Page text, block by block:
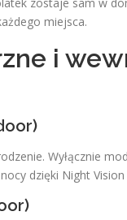
miejsca.
i
Wyłącznie
dzięki Night Vision